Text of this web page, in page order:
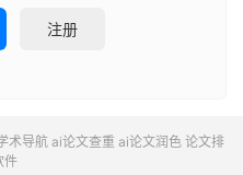
注册
术导航 ai论文查重 ai论文润色 论文排
件